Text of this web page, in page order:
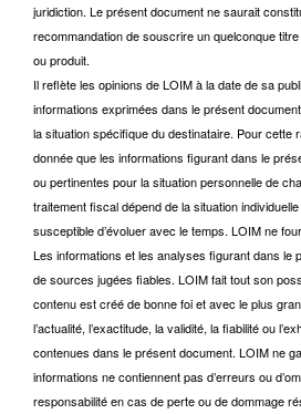
juridiction. Le présent document ne saurait
recommandation de souscrire un quelconque
ou produit.
Il reflète les opinions de LOIM à la date de sa
informations exprimées dans le présent
la situation spécifique du destinataire. Pour cette
donnée que les informations figurant dans le
ou pertinentes pour la situation personnelle de
traitement fiscal dépend de la situation
susceptible d’évoluer avec le temps. LOIM ne
Les informations et les analyses figurant dans le
de sources jugées fiables. LOIM fait tout son
contenu est créé de bonne foi et avec le plus
l’actualité, l’exactitude, la validité, la fiabilité ou
contenues dans le présent document. LOIM ne
informations ne contiennent pas d’erreurs ou
responsabilité en cas de perte ou de dommage